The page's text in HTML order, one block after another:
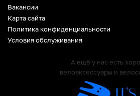
Вакансии
Карта сайта
Политика конфиденциальности
Условия обслуживания
А ещё у нас есть
велоаксессуары и